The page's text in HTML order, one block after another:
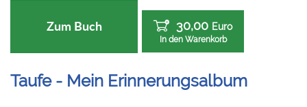
Zum Buch 30,00 Euro
In den Warenkorb
Taufe - Mein Erinnerungsalbum